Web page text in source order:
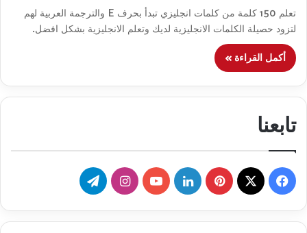
تعلم 150 كلمة من كلمات انجليزي تبدأ بحرف E والترجمة العربية لهم
لتزود حصيلة الكلمات الانجليزية لديك وتعلم الانجليزية بشكل افضل.
أكمل القراءة »
تابعنا
فيسبوك
‫X بينتيريستلينكدإن‫YouTube
انستقرامتيلقرام